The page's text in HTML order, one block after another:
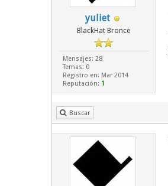
yuliet
BlackHat Bronce
Mensajes: 28
Temas: 0
Registro en: Mar 2014
Reputación: 1
Buscar